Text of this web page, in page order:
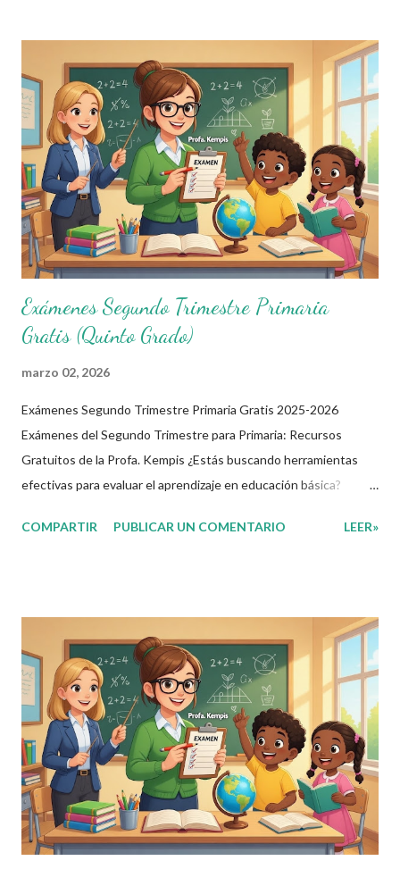
padres y estudiantes. ¿Qué Son Estos Exámenes y Por Qué Son
Útiles? Estos exámenes del segundo trimestre primaria abarcan
grados de 1° a 6°, enfocados en asignaturas como Lenguajes,
Saberes y Pensamiento Científico, Ética, Naturaleza y
Sociedades, y De lo Humano y lo Comunitario. Diseñados con un
enfoque práctico, incluyen preguntas con imágenes y ejemplos
reales, ideales para plataforma...
Exámenes Segundo Trimestre Primaria
Gratis (Quinto Grado)
marzo 02, 2026
Exámenes Segundo Trimestre Primaria Gratis 2025-2026
Exámenes del Segundo Trimestre para Primaria: Recursos
Gratuitos de la Profa. Kempis ¿Estás buscando herramientas
efectivas para evaluar el aprendizaje en educación básica?
que cubran las asignaturas clave del segundo trimestre,
padres y estudiantes. ¿Qué Son Estos Exámenes y Por Qué Son
Útiles? Estos exámenes del segundo trimestre primaria abarcan
grados de 1° a 6°, enfocados en asignaturas como Lenguajes,
Saberes y Pensamiento Científico, Ética, Naturaleza y
Sociedades, y De lo Humano y lo Comunitario. Diseñados con un
enfoque práctico, incluyen preguntas con imágenes y ejemplos
reales, ideales para plataforma...
COMPARTIR PUBLICAR UN COMENTARIO LEER»